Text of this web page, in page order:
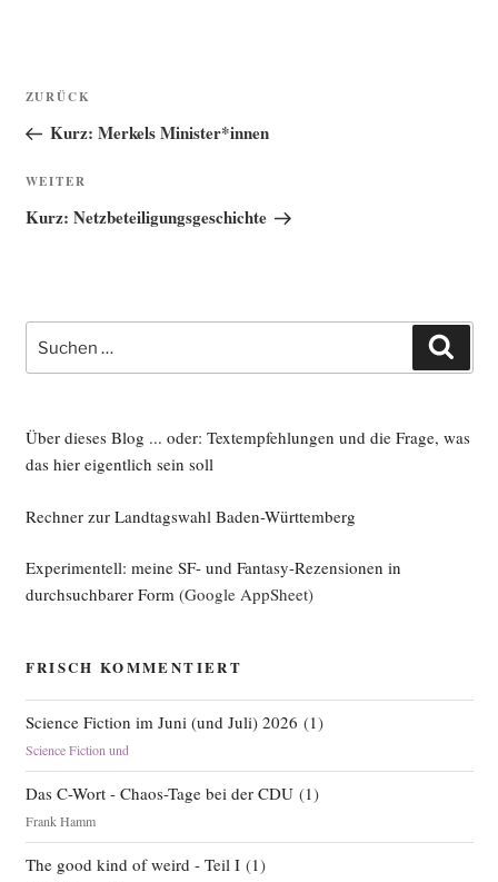
Beitragsnavigation
Vorheriger
Beitrag
ZURÜCK
Kurz: Merkels Minister*innen
Nächster
Beitrag
WEITER
Kurz: Netzbeteiligungsgeschichte
nach:
Über dieses Blog ... oder: Textempfehlungen und die Frage, was
das hier eigentlich sein soll
Rechner zur Landtagswahl Baden-Württemberg
Experimentell: meine SF- und Fantasy-Rezensionen in
durchsuchbarer Form(Google AppSheet)
FRISCH KOMMENTIERT
Science Fiction im Juni (und Juli) 2026 (1)
Science Fiction und
Das C-Wort - Chaos-Tage bei der CDU(1)
Frank Hamm
The good kind of weird - Teil I(1)